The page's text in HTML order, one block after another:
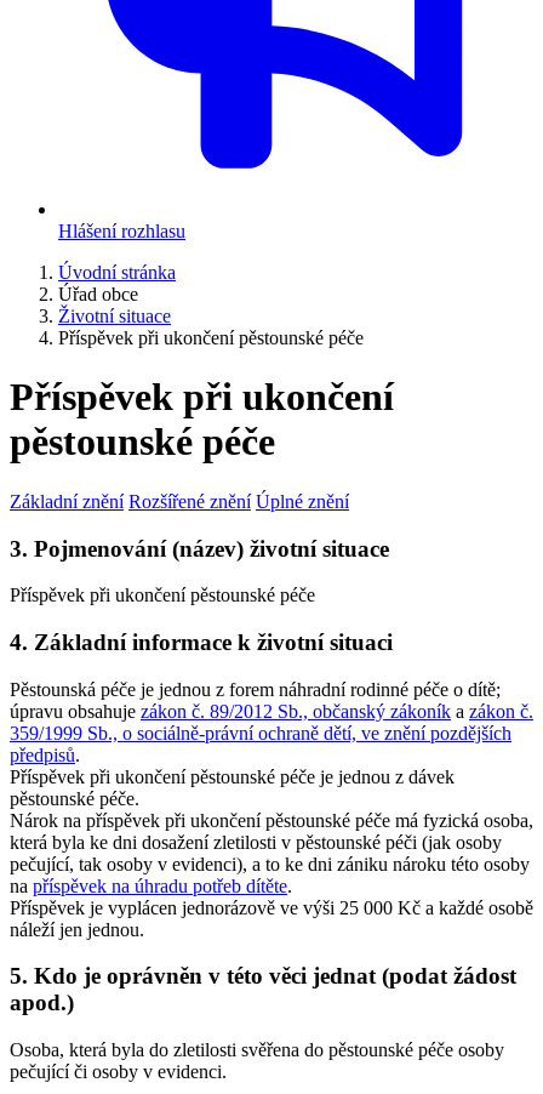
Hlášení rozhlasu
Úvodní stránka
Úřad obce
Životní situace
Příspěvek při ukončení pěstounské péče
Příspěvek při ukončení
pěstounské péče
Základní znění Rozšířené znění Úplné znění
3. Pojmenování (název) životní situace
Příspěvek při ukončení pěstounské péče
4. Základní informace k životní situaci
Pěstounská péče je jednou z forem náhradní rodinné péče o dítě;
úpravu obsahuje zákon č. 89/2012 Sb., občanský zákoník a zákon č.
359/1999 Sb., o sociálně-právní ochraně dětí, ve znění pozdějších
předpisů.
Příspěvek při ukončení pěstounské péče je jednou z dávek
pěstounské péče.
Nárok na příspěvek při ukončení pěstounské péče má fyzická osoba,
která byla ke dni dosažení zletilosti v pěstounské péči (jak osoby
pečující, tak osoby v evidenci), a to ke dni zániku nároku této osoby
na příspěvek na úhradu potřeb dítěte.
Příspěvek je vyplácen jednorázově ve výši 25 000 Kč a každé osobě
náleží jen jednou.
5. Kdo je oprávněn v této věci jednat (podat žádost
apod.)
Osoba, která byla do zletilosti svěřena do pěstounské péče osoby
pečující či osoby v evidenci.